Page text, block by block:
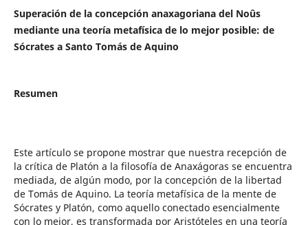
Superación de la concepción anaxagoriana del Noûs
mediante una teoría metafísica de lo mejor posible: de
Sócrates a Santo Tomás de Aquino
Resumen
Este artículo se propone mostrar que nuestra recepción de
la crítica de Platón a la filosofía de Anaxágoras se encuentra
mediada, de algún modo, por la concepción de la libertad
de Tomás de Aquino. La teoría metafísica de la mente de
Sócrates y Platón, como aquello conectado esencialmente
con lo mejor, es transformada por Aristóteles en una teoría